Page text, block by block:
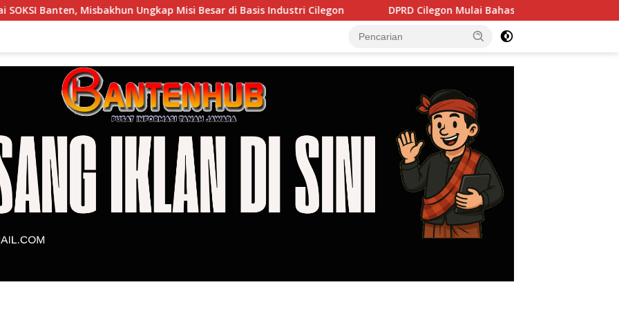
Ungkap Misi Besar di Basis Industri Cilegon DPRD Cilegon Mulai Bahas Pertanggungjawaban APBD 2025, Laporan